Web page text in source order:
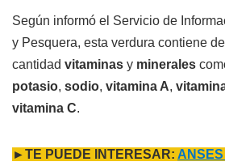
Según informó el Servicio de
y Pesquera, esta verdura contiene
cantidad vitaminas y minerales
potasio, sodio, vitamina A,
vitamina C.
►TE PUEDE INTERESAR: